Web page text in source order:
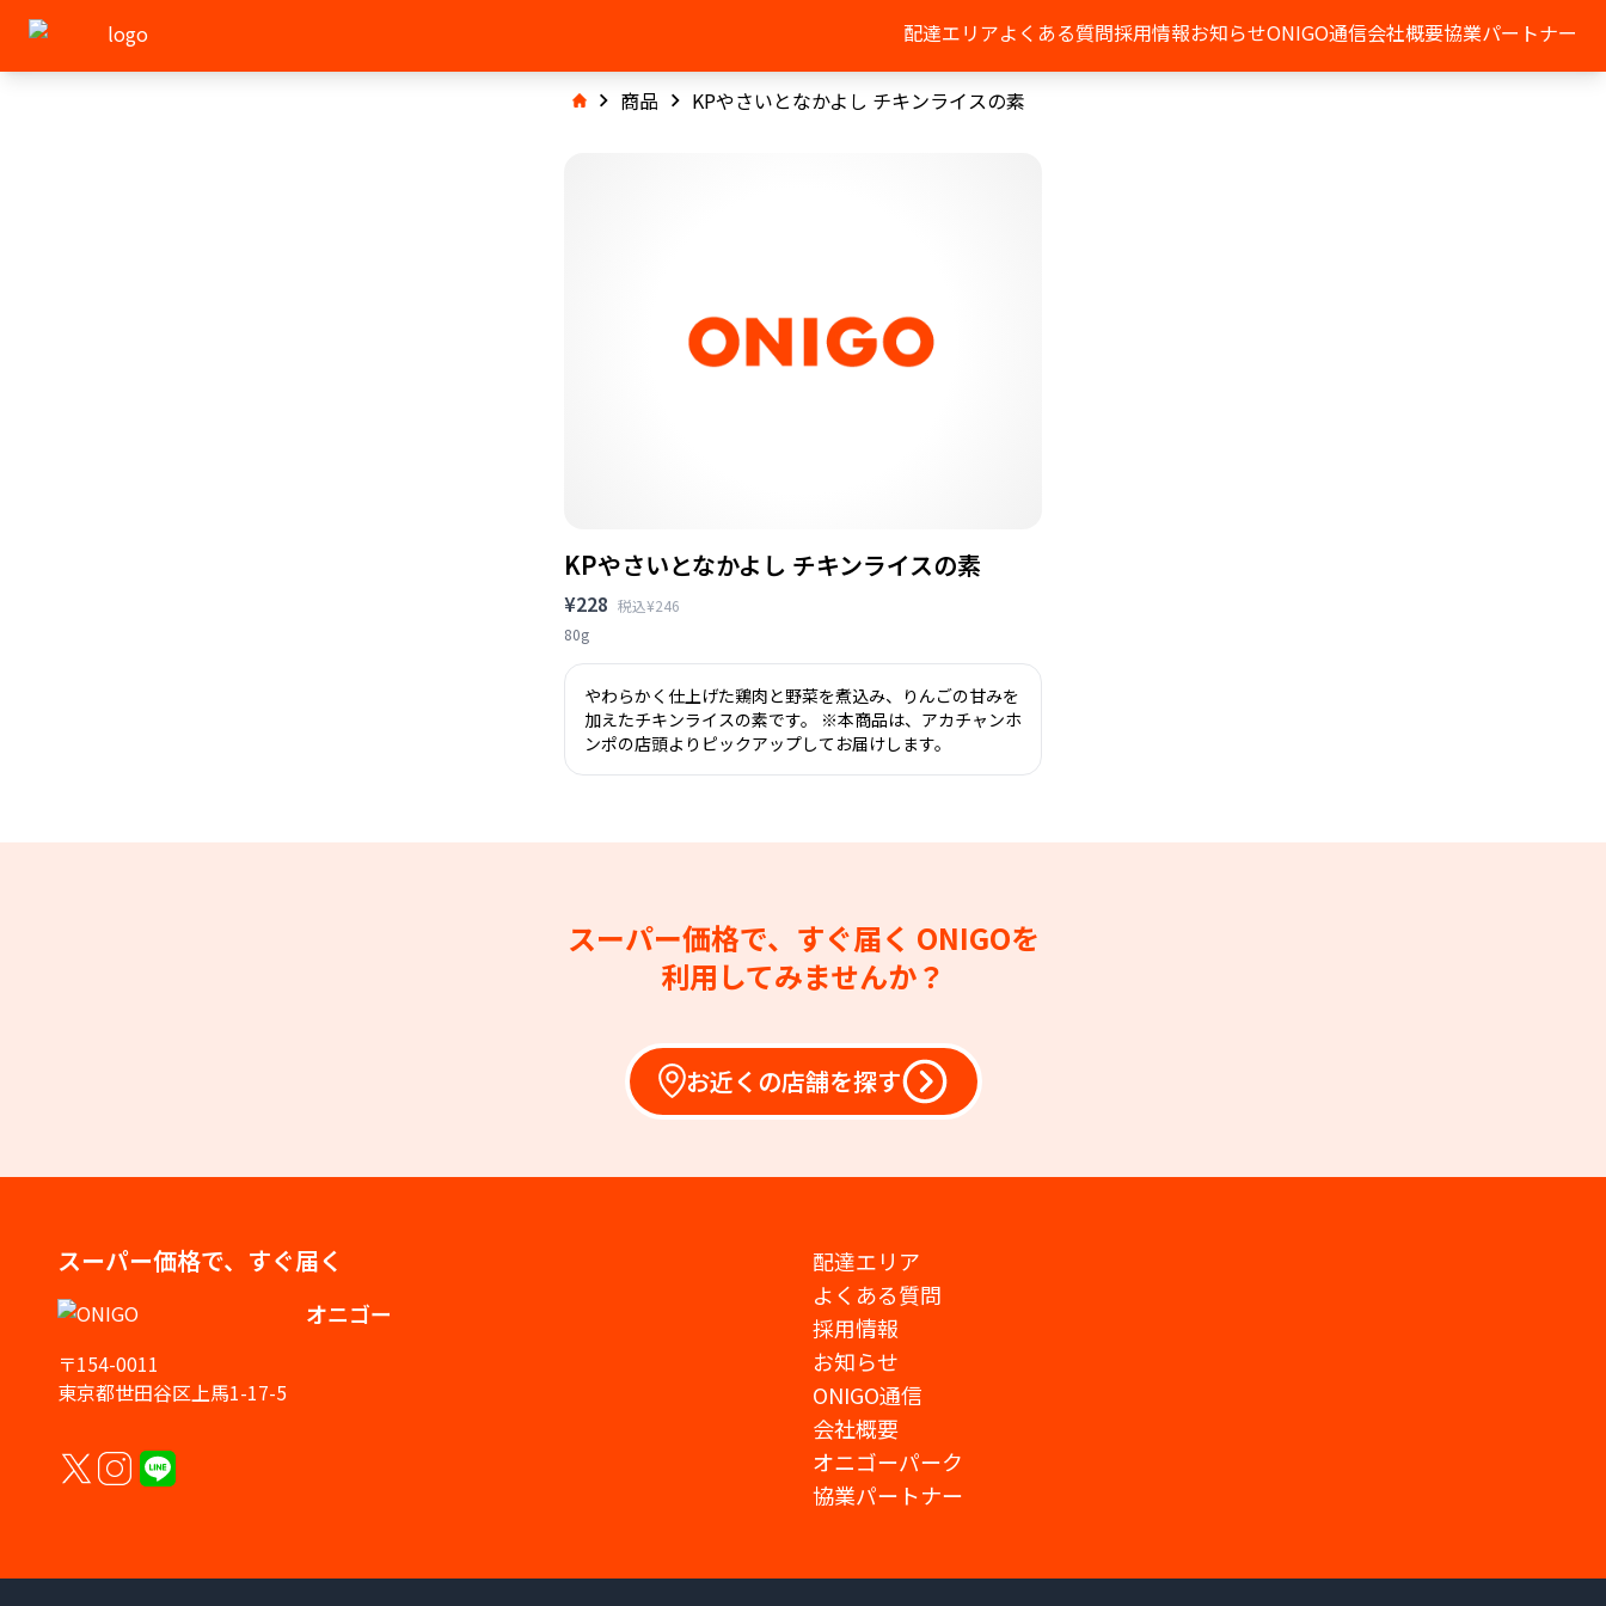
配達エリアよくある質問採用情報お知らせONIGO通信会社概要協業パートナー
商品 KPやさいとなかよし チキンライスの素
KPやさいとなかよし チキンライスの素
¥228 税込¥246
80g
やわらかく仕上げた鶏肉と野菜を煮込み、りんごの甘みを
加えたチキンライスの素です。 ※本商品は、アカチャンホ
ンポの店頭よりピックアップしてお届けします。
スーパー価格で、すぐ届く ONIGOを
利用してみませんか？
お近くの店舗を探す
スーパー価格で、すぐ届く
オニゴー
〒154-0011
東京都世田谷区上馬1-17-5
配達エリア
よくある質問
採用情報
お知らせ
ONIGO通信
会社概要
オニゴーパーク
協業パートナー